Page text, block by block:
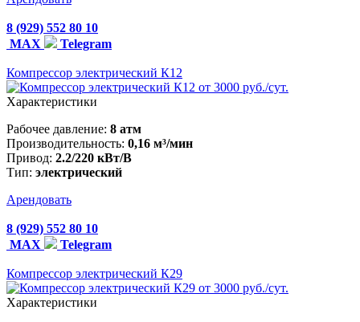
8 (929) 552 80 10
MAX
Telegram
Компрессор электрический К12
от 3000 руб./сут.
Характеристики
Рабочее давление: 8 атм
Производительность: 0,16 м³/мин
Привод: 2.2/220 кВт/В
Тип: электрический
Арендовать
8 (929) 552 80 10
MAX
Telegram
Компрессор электрический К29
от 3000 руб./сут.
Характеристики